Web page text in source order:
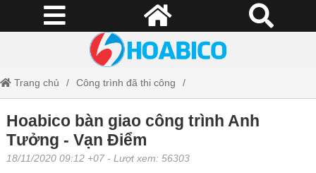
Trang chủ Công trình đã thi công
Hoabico bàn giao công trình Anh Tưởng - Vạn Điểm
Hoabico bàn giao công trình Anh
Tưởng - Vạn Điểm
18/11/2020 09:12 +07 - Lượt xem: 56303